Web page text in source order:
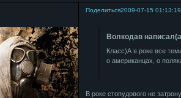
Поделиться2009-07-15 01:13:19
Bолкодав
Класс)А в роке все
о американцах, о
В роке стопудового не